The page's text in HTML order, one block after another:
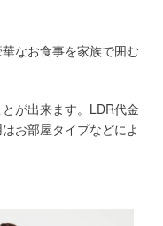
なお食事を家族で囲む
が出来ます。LDR代金
お部屋タイプなどによ